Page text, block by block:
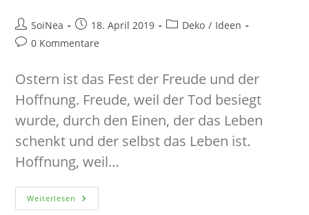
Beitrags-
Autor:
SoiNea
Beitrag
veröffentlicht:
18. April 2019
Beitrags-
Deko / Ideen
Beitrags-
0 Kommentare
Ostern ist das Fest der Freude und der
Hoffnung. Freude, weil der Tod besiegt
wurde, durch den Einen, der das Leben
schenkt und der selbst das Leben ist.
Hoffnung, weil…
Weiterlesen Osterdeko
DIY